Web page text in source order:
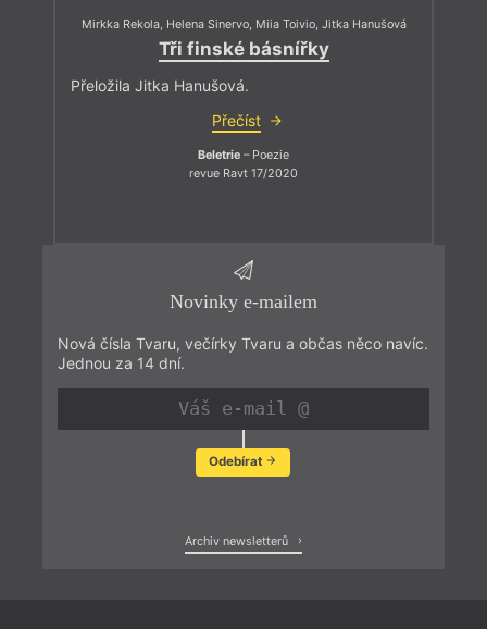
Mirkka Rekola, Helena Sinervo, Miia Toivio, Jitka Hanušová
Tři finské básnířky
Přeložila Jitka Hanušová.
Přečíst
Beletrie – Poezie
revue Ravt 17/2020
Novinky e-mailem
Nová čísla Tvaru, večírky Tvaru a občas něco navíc.
Jednou za 14 dní.
Odebírat
Archiv newsletterů